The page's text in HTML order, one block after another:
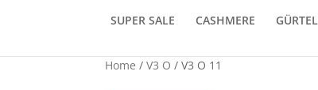
SUPER SALE CASHMERE GÜRTEL
Home / V3 O / V3 O 11